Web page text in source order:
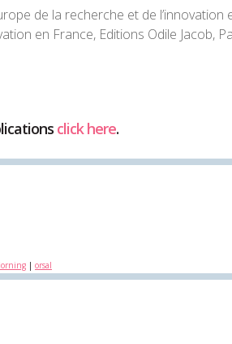
de la recherche et de
en France, Editions Odile Jacob,
click here.
| orsal